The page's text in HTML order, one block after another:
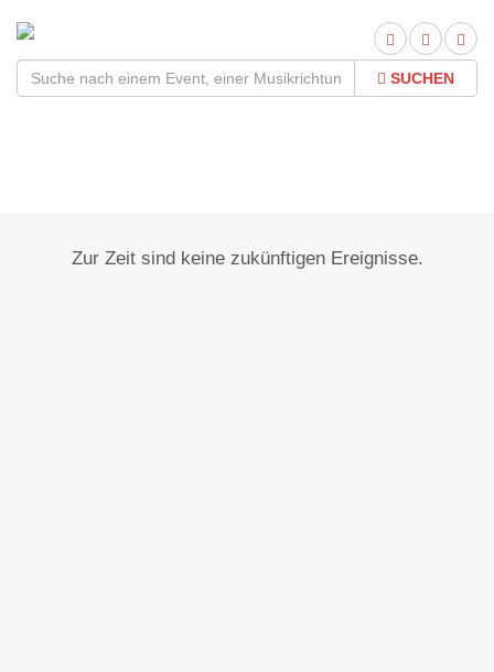
SUCHEN
Zur Zeit sind keine zukünftigen Ereignisse.